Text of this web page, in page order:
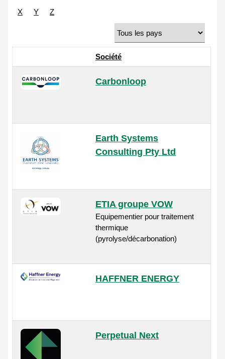
X Y Z
Société
Carbonloop
Earth Systems
Consulting Pty Ltd
ETIA groupe VOW
Equipementier pour traitement
thermique
(pyrolyse/décarbonation)
HAFFNER ENERGY
Perpetual Next